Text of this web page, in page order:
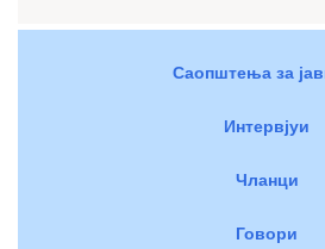
Саопштења за
Интервјуи
Чланци
Говори